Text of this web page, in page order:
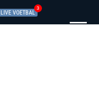
LIVE VOETBAL
3